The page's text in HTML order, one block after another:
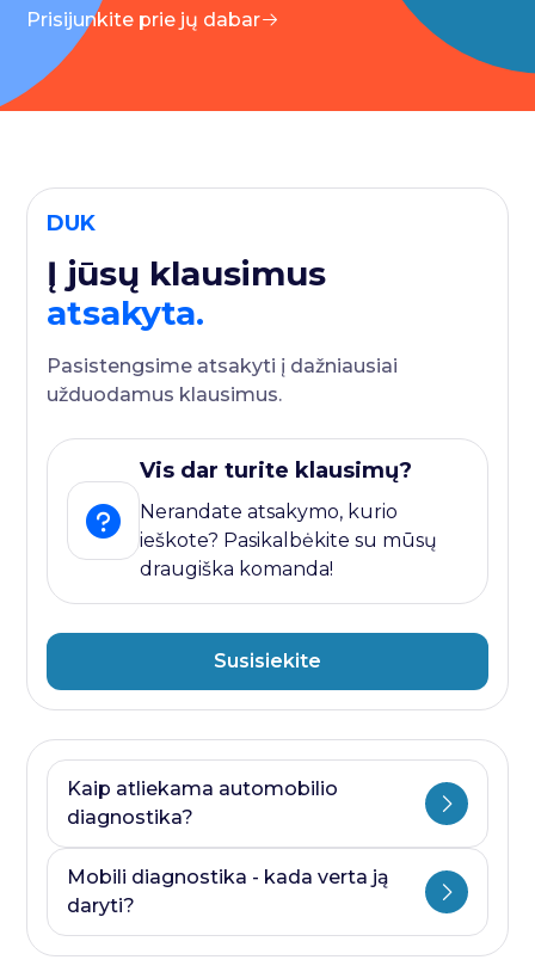
Prisijunkite prie jų dabar
DUK
Į jūsų klausimus
atsakyta.
Pasistengsime atsakyti į dažniausiai
užduodamus klausimus.
Vis dar turite klausimų?
Nerandate atsakymo, kurio
ieškote? Pasikalbėkite su mūsų
draugiška komanda!
Susisiekite
Kaip atliekama automobilio
diagnostika?
Ji visada prasideda nuo kompiuterines
diagnostikos ir baigiasi papildomais
Mobili diagnostika - kada verta ją
daryti?